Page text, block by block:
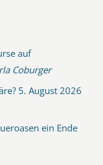
auf
Coburger
5. August 2026
ein Ende